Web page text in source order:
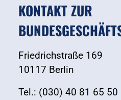
KONTAKT ZUR
Friedrichstraße 169
10117 Berlin
Tel.: (030) 40 81 65 50